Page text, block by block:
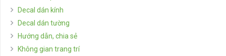
Decal dán kính
Decal dán tường
Hướng dẫn, chia sẻ
Không gian trang trí